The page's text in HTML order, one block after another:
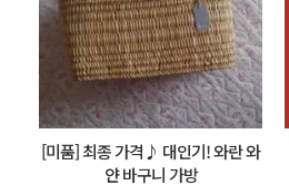
[미품] 최종 가격♪ 대인기! 와란 와
얀 바구니 가방